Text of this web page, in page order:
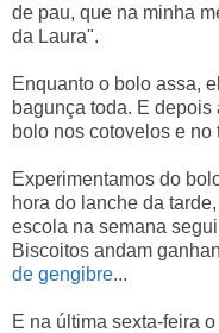
de pau, que na minha
da Laura".
Enquanto o bolo assa,
bagunça toda. E
bolo nos cotovelos e no
Experimentamos do
hora do lanche da
escola na semana
Biscoitos andam
de gengibre...
E na última sexta-feira